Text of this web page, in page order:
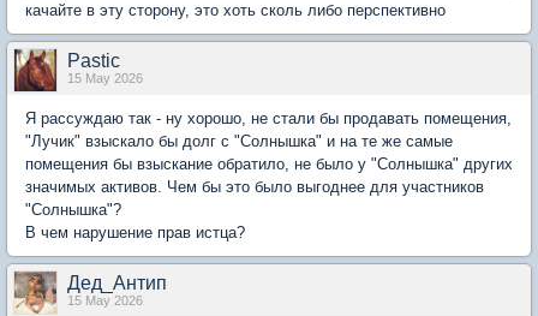
качайте в эту сторону, это хоть сколь либо перспективно
Pastic
15 May 2026
Я рассуждаю так - ну хорошо, не стали бы продавать помещения,
"Лучик" взыскало бы долг с "Солнышка" и на те же самые
помещения бы взыскание обратило, не было у "Солнышка" других
значимых активов. Чем бы это было выгоднее для участников
"Солнышка"?
В чем нарушение прав истца?
Дед_Антип
15 May 2026